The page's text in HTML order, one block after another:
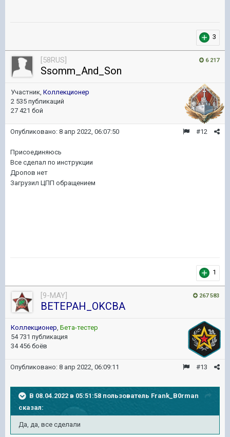
3
6 217
[58RUS]
Ssomm_And_Son
Участник, Коллекционер
2 535 публикаций
27 421 бой
#12
Опубликовано: 8 апр 2022, 06:07:50
Присоединяюсь
Все сделал по инструкции
Дропов нет
Загрузил ЦПП обращением
1
267 583
[9-MAY]
BETEPAH_OKCBA
Коллекционер Бета-тестер
54 731 публикация
34 456 боёв
#13
Опубликовано: 8 апр 2022, 06:09:11
В 08.04.2022 в 05:51:58 пользователь Frank_B0rman
сказал:
Да, да, все сделали